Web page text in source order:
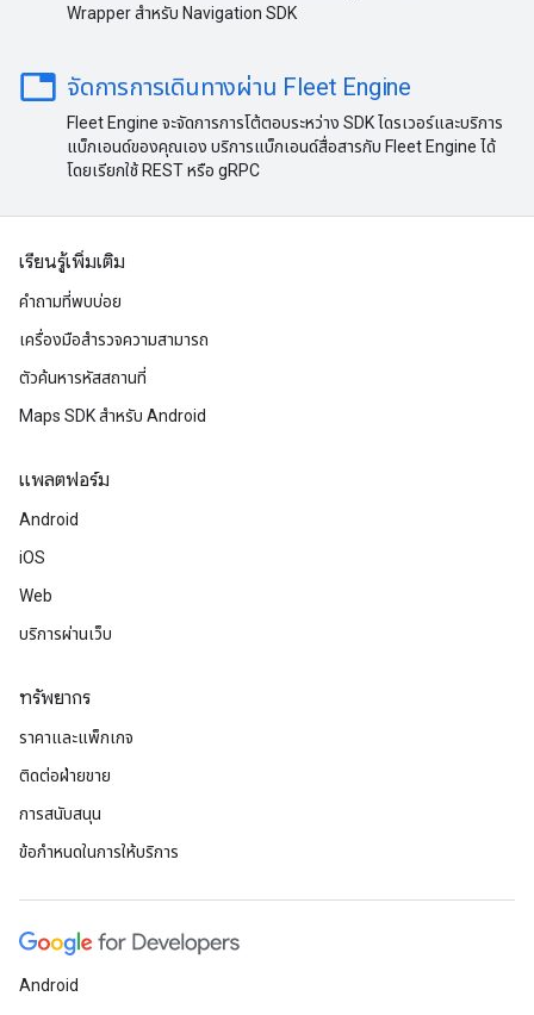
Wrapper สำหรับ Navigation SDK
table
จัดการการเดินทางผ่าน Fleet Engine
Fleet Engine จะจัดการการโต้ตอบระหว่าง SDK ไดรเวอร์และบริการ
แบ็กเอนด์ของคุณเอง บริการแบ็กเอนด์สื่อสารกับ Fleet Engine ได้
โดยเรียกใช้ REST หรือ gRPC
เรียนรู้เพิ่มเติม
คำถามที่พบบ่อย
เครื่องมือสำรวจความสามารถ
ตัวค้นหารหัสสถานที่
Maps SDK สำหรับ Android
แพลตฟอร์ม
Android
iOS
Web
บริการผ่านเว็บ
ทรัพยากร
ราคาและแพ็กเกจ
ติดต่อฝ่ายขาย
การสนับสนุน
ข้อกำหนดในการให้บริการ
Android